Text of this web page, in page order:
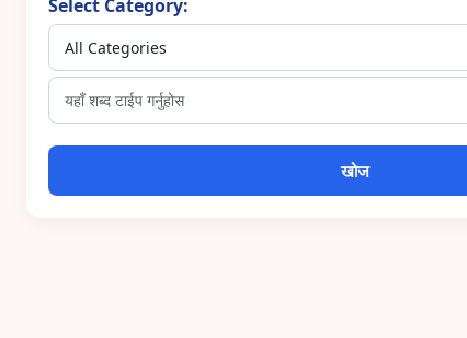
Select Category: